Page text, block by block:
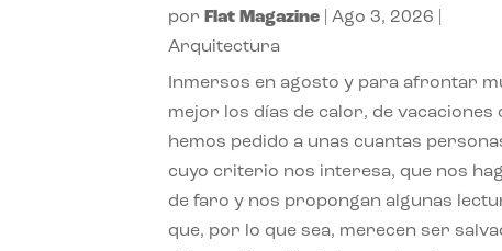
por Flat Magazine |Ago 3, 2026
Arquitectura
Inmersos en agosto y para afrontar
mejor los días de calor, de vacaciones
hemos pedido a unas cuantas
cuyo criterio nos interesa, que nos
de faro y nos propongan algunas
que, por lo que sea, merecen ser